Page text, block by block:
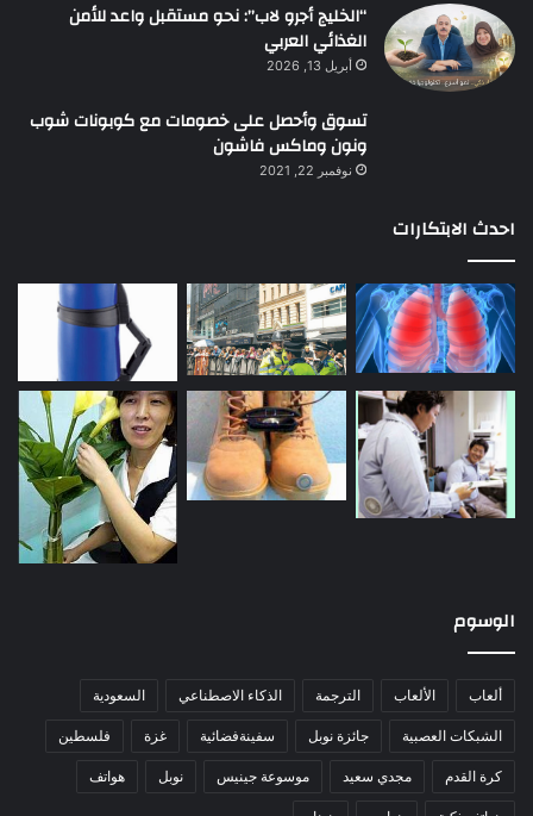
“الخليج أجرو لاب”: نحو مستقبل واعد للأمن
الغذائي العربي
أبريل 13, 2026
تسوق وأحصل على خصومات مع كوبونات شوب
ونون وماكس فاشون
نوفمبر 22, 2021
احدث الابتكارات
الوسوم
ألعاب الألعاب الترجمة الذكاء الاصطناعي السعودية
الشبكات العصبية جائزة نوبل سفينةفضائية غزة فلسطين
كرة القدم مجدي سعيد موسوعة جينيس نوبل هواتف